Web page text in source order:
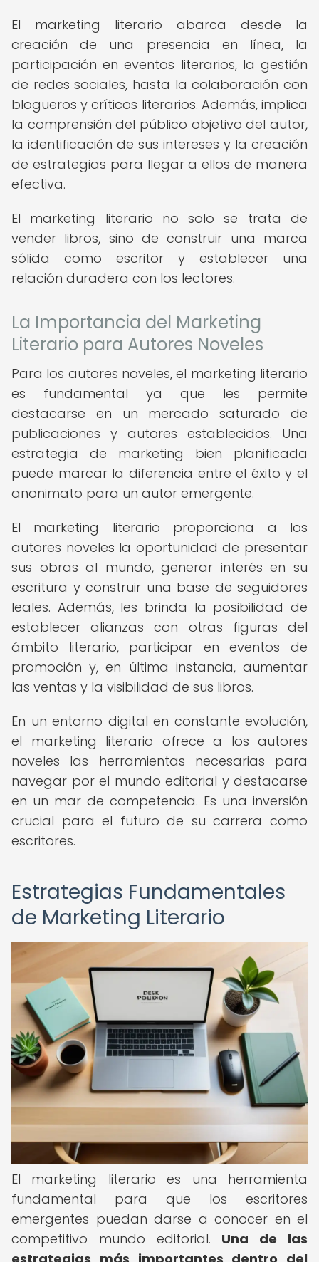
El marketing literario abarca desde la
creación de una presencia en línea, la
participación en eventos literarios, la gestión
de redes sociales, hasta la colaboración con
blogueros y críticos literarios. Además, implica
la comprensión del público objetivo del autor,
la identificación de sus intereses y la creación
de estrategias para llegar a ellos de manera
efectiva.
El marketing literario no solo se trata de
vender libros, sino de construir una marca
sólida como escritor y establecer una
relación duradera con los lectores.
La Importancia del Marketing
Literario para Autores Noveles
Para los autores noveles, el marketing literario
es fundamental ya que les permite
destacarse en un mercado saturado de
publicaciones y autores establecidos. Una
estrategia de marketing bien planificada
puede marcar la diferencia entre el éxito y el
anonimato para un autor emergente.
El marketing literario proporciona a los
autores noveles la oportunidad de presentar
sus obras al mundo, generar interés en su
escritura y construir una base de seguidores
leales. Además, les brinda la posibilidad de
establecer alianzas con otras figuras del
ámbito literario, participar en eventos de
promoción y, en última instancia, aumentar
las ventas y la visibilidad de sus libros.
En un entorno digital en constante evolución,
el marketing literario ofrece a los autores
noveles las herramientas necesarias para
navegar por el mundo editorial y destacarse
en un mar de competencia. Es una inversión
crucial para el futuro de su carrera como
escritores.
Estrategias Fundamentales
de Marketing Literario
El marketing literario es una herramienta
fundamental para que los escritores
emergentes puedan darse a conocer en el
competitivo mundo editorial. Una de las